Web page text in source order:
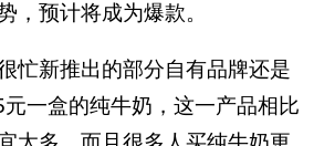
，预计将成为爆款。
忙新推出的部分自有品牌还是
一盒的纯牛奶，这一产品相比